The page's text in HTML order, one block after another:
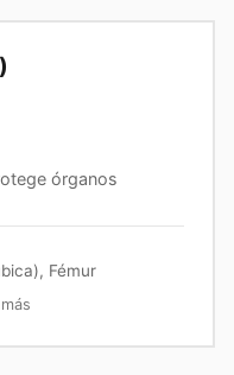
órganos
Fémur